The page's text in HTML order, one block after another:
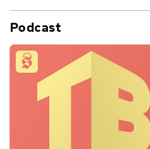
Podcast